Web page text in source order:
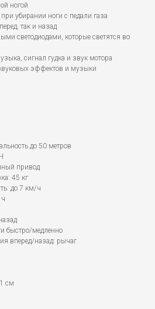
ногой
убирании ноги с педали газа
так и назад
светодиодами, которые светятся во
сигнал гудка и звук мотора
эффектов и музыки
до 50 метров
привод
45 кг
до 7 км/ч
быстро/медленно
вперед/назад: рычаг
см